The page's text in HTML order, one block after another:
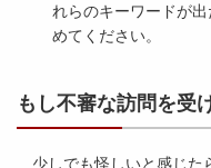
れらのキーワードが
めてください。
もし不審な訪問を受
少しでも怪しいと感じた